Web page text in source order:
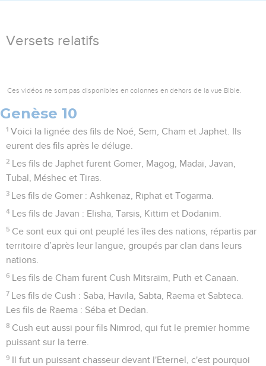
Versets relatifs
Ces vidéos ne sont pas disponibles en colonnes en dehors de la vue Bible.
Genèse 10
1 Voici la lignée des fils de Noé, Sem, Cham et Japhet. Ils
eurent des fils après le déluge.
2
Les fils de Japhet furent Gomer, Magog, Madaï, Javan,
Tubal, Méshec et Tiras.
3 Les fils de Gomer : Ashkenaz, Riphat et Togarma.
4 Les fils de Javan : Elisha, Tarsis, Kittim et Dodanim.
5 Ce sont eux qui ont peuplé les îles des nations, répartis par
territoire d’après leur langue, groupés par clan dans leurs
nations.
6 Les fils de Cham furent Cush Mitsraïm, Puth et Canaan.
7
Les fils de Cush : Saba, Havila, Sabta, Raema et Sabteca.
Les fils de Raema : Séba et Dedan.
8 Cush eut aussi pour fils Nimrod, qui fut le premier homme
puissant sur la terre.
9
Il fut un puissant chasseur devant l'Eternel, c'est pourquoi